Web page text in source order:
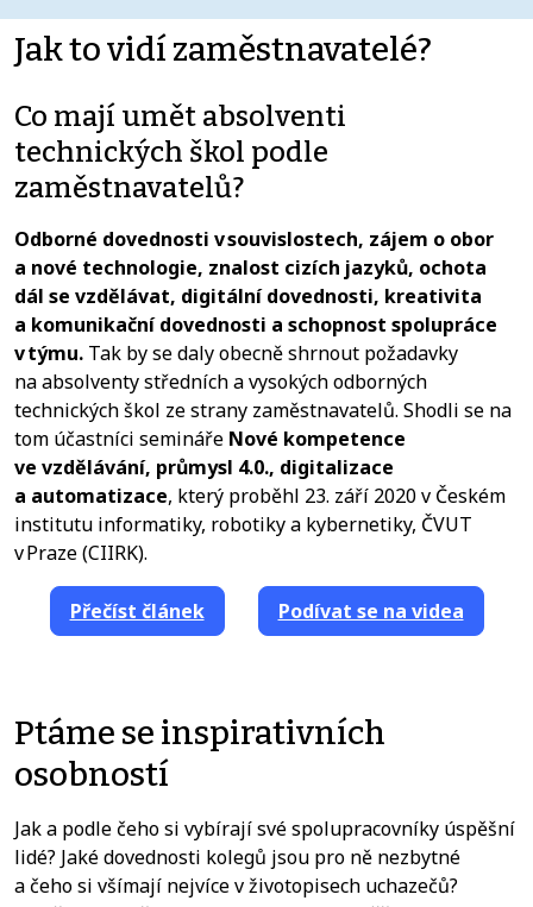
Jak to vidí zaměstnavatelé?
Co mají umět absolventi
technických škol podle
zaměstnavatelů?
Odborné dovednosti v souvislostech, zájem o obor
a nové technologie, znalost cizích jazyků, ochota
dál se vzdělávat, digitální dovednosti, kreativita
a komunikační dovednosti a schopnost spolupráce
v týmu. Tak by se daly obecně shrnout požadavky
na absolventy středních a vysokých odborných
technických škol ze strany zaměstnavatelů. Shodli se na
tom účastníci semináře Nové kompetence
ve vzdělávání, průmysl 4.0., digitalizace
a automatizace, který proběhl 23. září 2020 v Českém
institutu informatiky, robotiky a kybernetiky, ČVUT
v Praze (CIIRK).
Přečíst článek Podívat se na videa
Ptáme se inspirativních
osobností
Jak a podle čeho si vybírají své spolupracovníky úspěšní
lidé? Jaké dovednosti kolegů jsou pro ně nezbytné
a čeho si všímají nejvíce v životopisech uchazečů?